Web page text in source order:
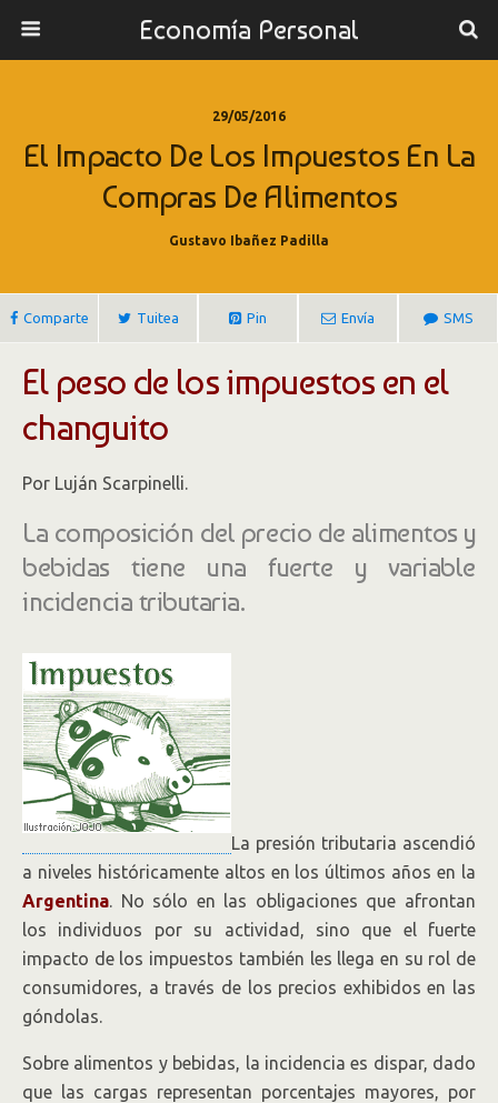
Economía Personal
29/05/2016
El Impacto De Los Impuestos En La
Compras De Alimentos
Gustavo Ibañez Padilla
Comparte Tuitea Pin Envía SMS
El peso de los impuestos en el
changuito
Por Luján Scarpinelli.
La composición del precio de alimentos y
bebidas tiene una fuerte y variable
incidencia tributaria.
La presión tributaria ascendió
a niveles históricamente altos en los últimos años en la
Argentina. No sólo en las obligaciones que afrontan
los individuos por su actividad, sino que el fuerte
impacto de los impuestos también les llega en su rol de
consumidores, a través de los precios exhibidos en las
góndolas.
Sobre alimentos y bebidas, la incidencia es dispar, dado
que las cargas representan porcentajes mayores, por